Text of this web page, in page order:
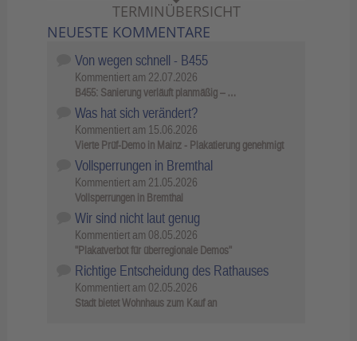
TERMINÜBERSICHT
NEUESTE KOMMENTARE
Von wegen schnell - B455
Kommentiert am 22.07.2026
B455: Sanierung verläuft planmäßig – …
Was hat sich verändert?
Kommentiert am 15.06.2026
Vierte Prüf-Demo in Mainz - Plakatierung genehmigt
Vollsperrungen in Bremthal
Kommentiert am 21.05.2026
Vollsperrungen in Bremthal
Wir sind nicht laut genug
Kommentiert am 08.05.2026
"Plakatverbot für überregionale Demos"
Richtige Entscheidung des Rathauses
Kommentiert am 02.05.2026
Stadt bietet Wohnhaus zum Kauf an